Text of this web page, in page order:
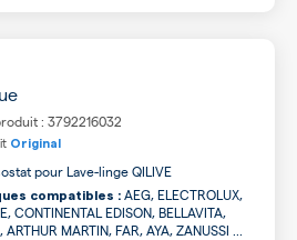
: 3792216032
Original
pour Lave-linge QILIVE
compatibles : AEG, ELECTROLUX,
CONTINENTAL EDISON, BELLAVITA,
ARTHUR MARTIN, FAR, AYA, ZANUSSI ...